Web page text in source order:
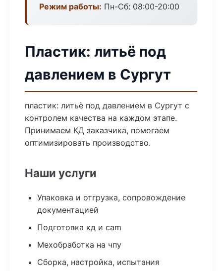
Режим работы: Пн-Сб: 08:00-20:00
Пластик: литьё под
давлением в Сургут
пластик: литьё под давлением в Сургут с
контролем качества на каждом этапе.
Принимаем КД заказчика, помогаем
оптимизировать производство.
Наши услуги
Упаковка и отгрузка, сопровождение
документацией
Подготовка кд и cam
Мехобработка на чпу
Сборка, настройка, испытания